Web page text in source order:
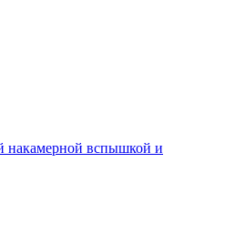
накамерной вспышкой и